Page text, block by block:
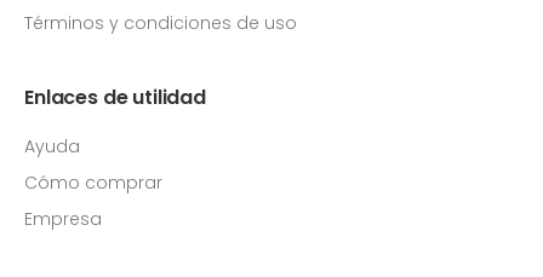
Términos y condiciones de uso
Enlaces de utilidad
Ayuda
Cómo comprar
Empresa